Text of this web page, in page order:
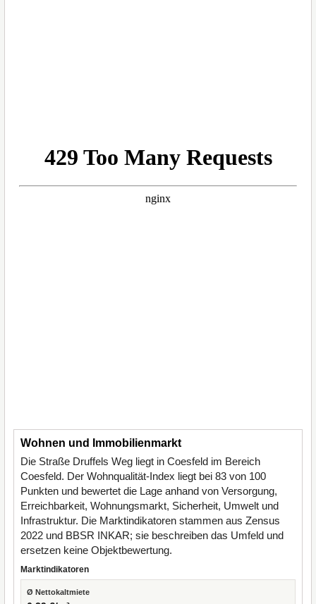
Wohnen und Immobilienmarkt
Die Straße Druffels Weg liegt in Coesfeld im Bereich
Coesfeld. Der Wohnqualität-Index liegt bei 83 von 100
Punkten und bewertet die Lage anhand von Versorgung,
Erreichbarkeit, Wohnungsmarkt, Sicherheit, Umwelt und
Infrastruktur. Die Marktindikatoren stammen aus Zensus
2022 und BBSR INKAR; sie beschreiben das Umfeld und
ersetzen keine Objektbewertung.
Marktindikatoren
Ø Nettokaltmiete